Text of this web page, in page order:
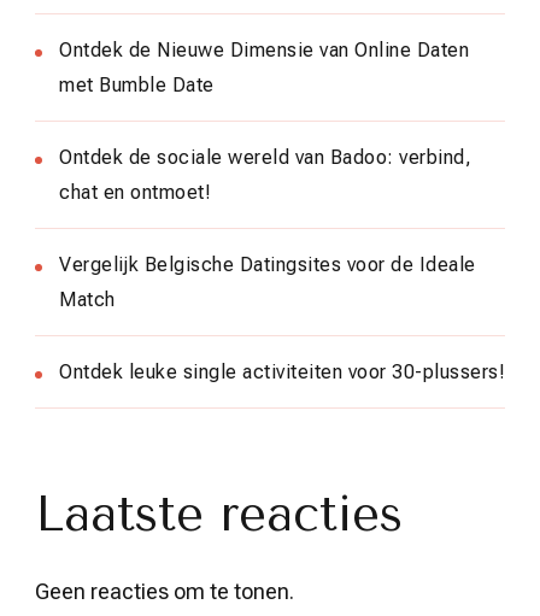
Ontdek de Nieuwe Dimensie van Online Daten
met Bumble Date
Ontdek de sociale wereld van Badoo: verbind,
chat en ontmoet!
Vergelijk Belgische Datingsites voor de Ideale
Match
Ontdek leuke single activiteiten voor 30-plussers!
Laatste reacties
Geen reacties om te tonen.